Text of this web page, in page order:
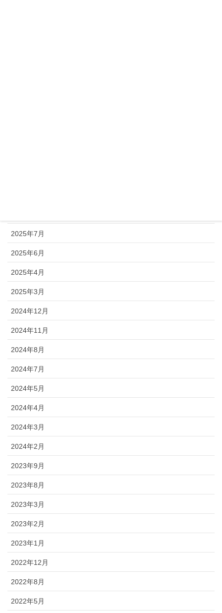
2025年7月
2025年6月
2025年4月
2025年3月
2024年12月
2024年11月
2024年8月
2024年7月
2024年5月
2024年4月
2024年3月
2024年2月
2023年9月
2023年8月
2023年3月
2023年2月
2023年1月
2022年12月
2022年8月
2022年5月